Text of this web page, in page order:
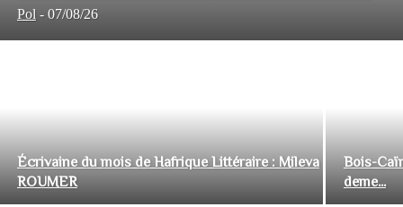
Pol - 07/08/26
Écrivaine du mois de Hafrique Littéraire : Mileva
ROUMER
Bois-
deme...